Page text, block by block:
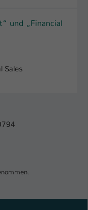
und „Financial
Sales